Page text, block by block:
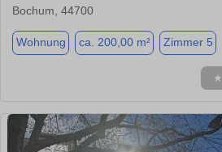
Bochum, 44700
Wohnung ca. 200,00 m² Zimmer 5
★